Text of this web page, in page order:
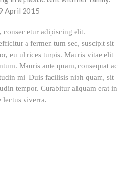
consectetur adipiscing elit.
a fermen tum sed, suscipit sit
eu ultrices turpis. Mauris vitae elit
Mauris ante quam, consequat ac
mi. Duis facilisis nibh quam, sit
tempor. Curabitur aliquam erat in
lectus viverra.